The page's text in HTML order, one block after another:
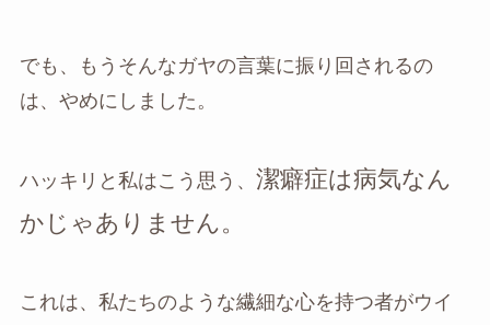
でも、もうそんなガヤの言葉に振り回されるの
は、やめにしました。
ハッキリと私はこう思う、 潔癖症は病気なん
かじゃありません。
これは、私たちのような繊細な心を持つ者がウイ